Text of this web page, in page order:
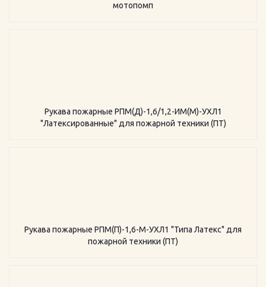
мотопомп
Рукава пожарные РПМ(Д)-1,6/1,2-ИМ(M)-УХЛ1
"Латексированные" для пожарной техники (ПТ)
Рукава пожарные РПМ(П)-1,6-М-УХЛ1 "Типа Латекс" для
пожарной техники (ПТ)